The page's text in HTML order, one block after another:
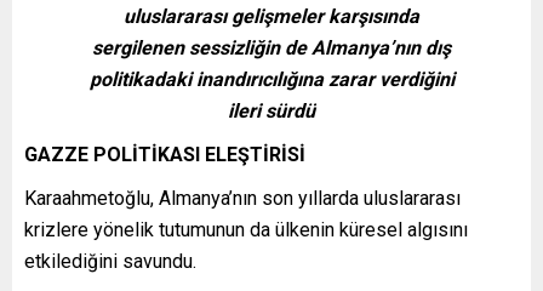
uluslararası gelişmeler karşısında
sergilenen sessizliğin de Almanya’nın dış
politikadaki inandırıcılığına zarar verdiğini
ileri sürdü
GAZZE POLİTİKASI ELEŞTİRİSİ
Karaahmetoğlu, Almanya’nın son yıllarda uluslararası
krizlere yönelik tutumunun da ülkenin küresel algısını
etkilediğini savundu.